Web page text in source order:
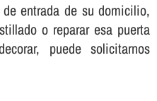
entrada de su domicilio,
o reparar esa puerta
puede solicitarnos